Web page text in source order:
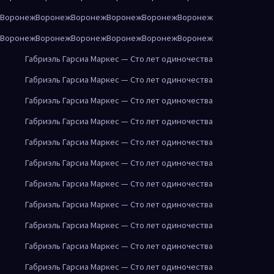
ВоронежВоронежВоронежВоронежВоронежВоронеж
ВоронежВоронежВоронежВоронежВоронежВоронеж
Габриэль Гарсиа Маркес — Сто лет одиночества
Габриэль Гарсиа Маркес — Сто лет одиночества
Габриэль Гарсиа Маркес — Сто лет одиночества
Габриэль Гарсиа Маркес — Сто лет одиночества
Габриэль Гарсиа Маркес — Сто лет одиночества
Габриэль Гарсиа Маркес — Сто лет одиночества
Габриэль Гарсиа Маркес — Сто лет одиночества
Габриэль Гарсиа Маркес — Сто лет одиночества
Габриэль Гарсиа Маркес — Сто лет одиночества
Габриэль Гарсиа Маркес — Сто лет одиночества
Габриэль Гарсиа Маркес — Сто лет одиночества